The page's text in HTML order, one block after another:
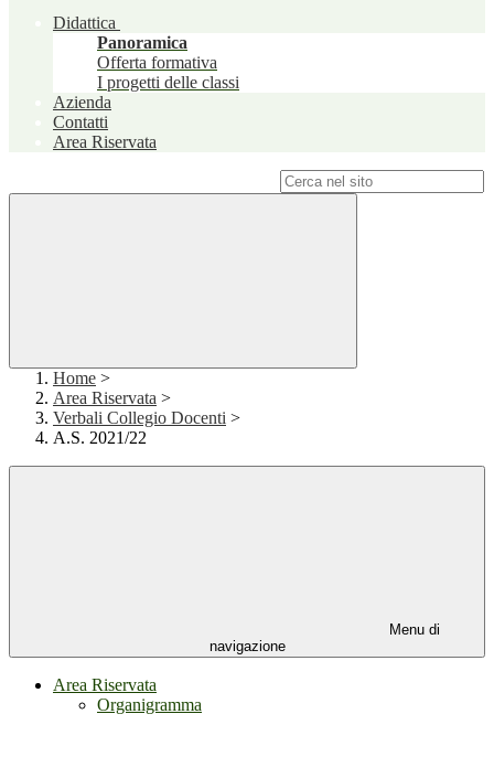
Didattica
Panoramica
Offerta formativa
I progetti delle classi
Azienda
Contatti
Area Riservata
Home >
Area Riservata >
Verbali Collegio Docenti >
A.S. 2021/22
Menu di
navigazione
Area Riservata
Organigramma